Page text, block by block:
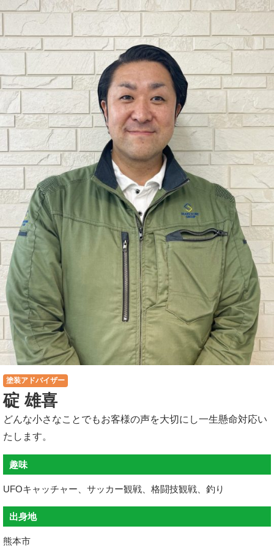
塗装アドバイザー
碇 雄喜
どんな小さなことでもお客様の声を大切にし一生懸命対応い
たします。
趣味
UFOキャッチャー、サッカー観戦、格闘技観戦、釣り
出身地
熊本市